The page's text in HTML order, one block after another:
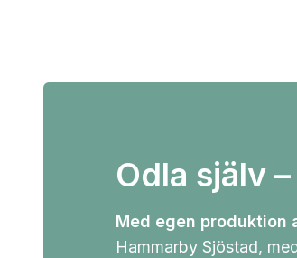
Odla själv
Med egen produktion
Hammarby Sjöstad,